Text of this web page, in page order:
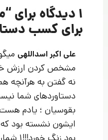
1 دیدگاه برای “
برای کسب
علی اکبر اسداللهی
مشخص کردن ارزش
نه گفتن به هرآنچه
دستاوردهای شما
بقوسیان ؛ یادم هست
ایشون نشسته بود